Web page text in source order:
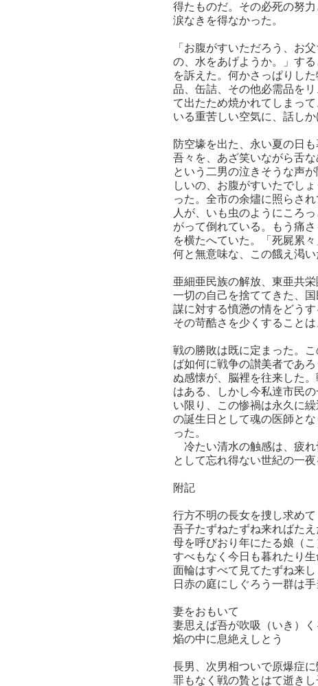
得たものだ。その必死の努
涙なきを得なかった。
「お腹がすいただろう、お
の、水をあげようか。」す
を訴えた。何かさっぱりし
品、缶詰、その他必需品を
て出たため焼かれてしまっ
いる重苦しい空気に、話し
防空壕を出た、永い夏の日
吾々を、あざ笑いながら舌
という二男の泣きそうな声
しいの、お腹がすいたでし
った。全市の余燼に照らさ
人が、いも虫のようにころ
がって倒れている。もう痛
を横たへていた。「死屍累
何と無意味な、この餓え渇
亜細亜民族の解放、東亜共
一切の自己を捨ててきた、
謀に対する憤懣の情をどう
その苛酷さを少くすることは
戦の勝敗は既に定まった。
ば如何に戦争の讃美者であ
ぬ感懐が、脳裡を往来した
はある、しかし今私達市民
い限り、この惨禍は永久に
の誕生日として魂の医師と
った。
冷たい清水の触感は、疲れ
として忘れ得ない世紀の一夜
附記
行方不明の長女を捜し求めて
吾子たずねたずね来ればたえ
母を呼びおり年にたる娘（
すべもなく今日も暮れたり
面輪はすべて見てたずね来し
日赤の庭にしぐろう一群は
妻をおもいて
妻思えば吾が吹吸（いき）
焔の中に息絶えしとう
長男、次男相ついで原爆症に
罪もなく戦の贄とはて逝き